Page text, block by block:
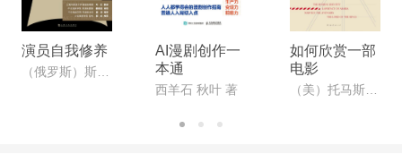
演员自我修养
（俄罗斯）斯坦尼斯拉夫斯基著,叶红译
AI漫剧创作一
本通
西羊石 秋叶 著
如何欣赏一部
电影
（美）托马斯•福斯特